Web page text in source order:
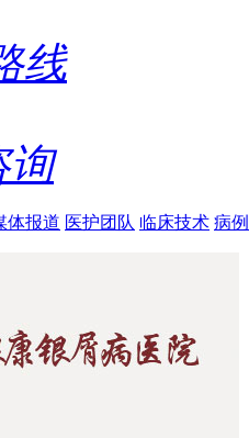
线
询
体报道 医护团队 临床技术 病